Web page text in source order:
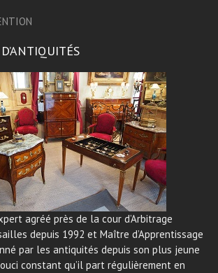
agréé près de la cour d’Arbitrage
depuis 1992 et Maître d’Apprentissage
par les antiquités depuis son plus jeune
constant qu’il part régulièrement en